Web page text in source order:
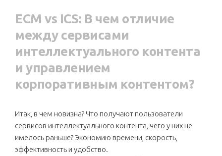
ECM vs ICS: В чем отличие
между сервисами
интеллектуального контента
и управлением
корпоративным контентом?
Итак, в чем новизна? Что получают пользователи
сервисов интеллектуального контента, чего у них не
имелось раньше? Экономию времени, скорость,
эффективность и удобство.